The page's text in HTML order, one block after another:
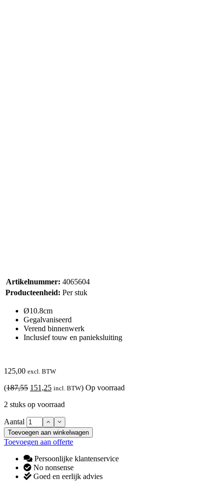
Artikelnummer: 4065604
Producteenheid: Per stuk
Ø10.8cm
Gegalvaniseerd
Verend binnenwerk
Inclusief touw en panieksluiting
125,00 excl. BTW
(187,55 Oorspronkelijke
was:
151,25Huidige
is:
incl. BTW) Op voorraad
2 stuks op voorraad
Aantal
Toevoegen aan winkelwagen
Toevoegen aan offerte
Persoonlijke klantenservice
No nonsense
Goed en eerlijk advies